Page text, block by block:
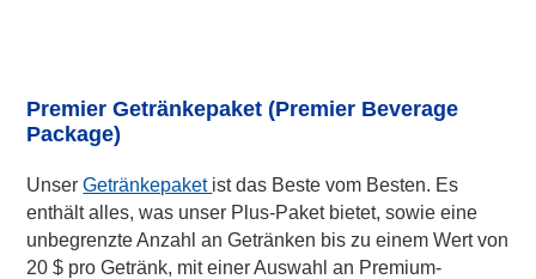
Premier Getränkepaket (Premier Beverage
Package)
UnserGetränkepaket ist das Beste vom Besten. Es
enthält alles, was unser Plus-Paket bietet, sowie eine
unbegrenzte Anzahl an Getränken bis zu einem Wert von
20 $ pro Getränk, mit einer Auswahl an Premium-